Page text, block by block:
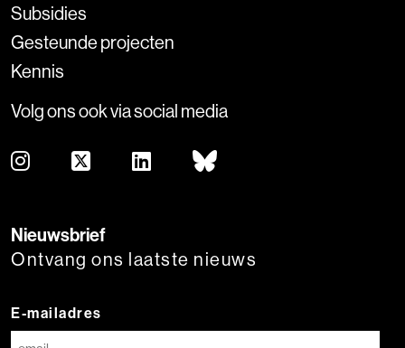
Subsidies
Gesteunde projecten
Kennis
Volg ons ook via social media
Nieuwsbrief
Ontvang ons laatste nieuws
E-mailadres